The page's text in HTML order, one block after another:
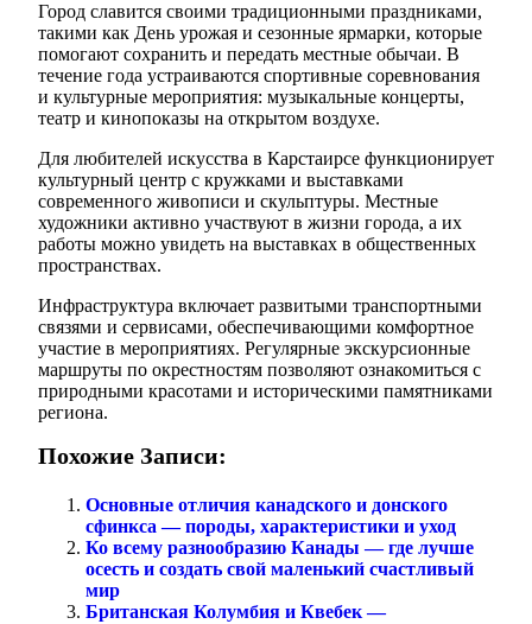
Город славится своими традиционными праздниками,
такими как День урожая и сезонные ярмарки, которые
помогают сохранить и передать местные обычаи. В
течение года устраиваются спортивные соревнования
и культурные мероприятия: музыкальные концерты,
театр и кинопоказы на открытом воздухе.
Для любителей искусства в Карстаирсе функционирует
культурный центр с кружками и выставками
современного живописи и скульптуры. Местные
художники активно участвуют в жизни города, а их
работы можно увидеть на выставках в общественных
пространствах.
Инфраструктура включает развитыми транспортными
связями и сервисами, обеспечивающими комфортное
участие в мероприятиях. Регулярные экскурсионные
маршруты по окрестностям позволяют ознакомиться с
природными красотами и историческими памятниками
региона.
Похожие Записи:
Основные отличия канадского и донского
сфинкса — породы, характеристики и уход
Ко всему разнообразию Канады — где лучше
осесть и создать свой маленький счастливый
мир
Британская Колумбия и Квебек —